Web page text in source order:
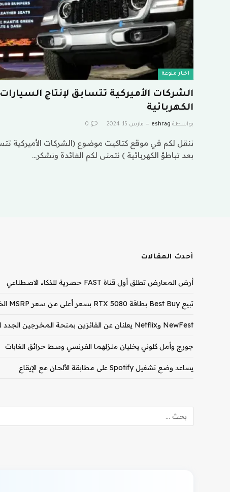
اخبار منوعة
الشركات الأميركية تتسابق لإنتاج
الكهربائية
بواسطة eshrag مارس 15, 2024 0
ننقل لكم في موقع كتاكيت موضوع (الشركات الأميركية
بعد تباطؤ الكهربائية ) نتمنى لكم الفائدة ونشكر…
أحدث المقالات
أرض المعارض تطلق أول قناة FAST حصرية للذكاء الاصطناعي
تبيع Best Buy بطاقة RTX 5080 بسعر أعلى من سعر MSRP الخاص بـ RTX 5090
NewFest وNetflix يعلنان عن الفائزين بمنحة المخرجين الجدد لعام 2026
جورج وأمل كلوني يخليان منزلهما الفرنسي وسط حرائق الغابات
يساعد وضع تشغيل Spotify على مطابقة الألحان مع الإيقاع